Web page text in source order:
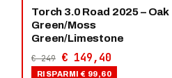
Torch 3.0 Road 2025 – Oak
Green/Moss
Green/Limestone
€ 249 € 149,40
RISPARMI € 99,60